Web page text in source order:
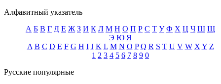
Алфавитный указатель
А Б В Г Д Е Ж З И К Л М Н О П Р С Т У Ф Х Ц Ч Ш Щ
Э Ю Я
A B C D E F G H I J K L M N O P Q R S T U V W X Y Z
1 2 3 4 5 6 7 8 9 0
Русские популярные